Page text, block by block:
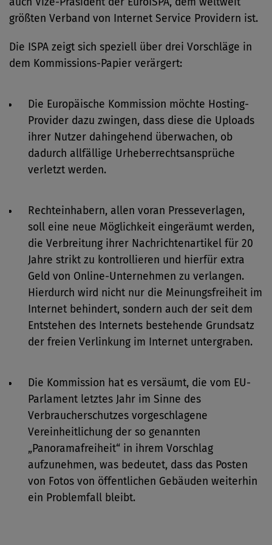
größten Verband von Internet Service Providern ist.
Die ISPA zeigt sich speziell über drei Vorschläge in
dem Kommissions-Papier verärgert:
Die Europäische Kommission möchte Hosting-
Provider dazu zwingen, dass diese die Uploads
ihrer Nutzer dahingehend überwachen, ob
dadurch allfällige Urheberrechtsansprüche
verletzt werden.
Rechteinhabern, allen voran Presseverlagen,
soll eine neue Möglichkeit eingeräumt werden,
die Verbreitung ihrer Nachrichtenartikel für 20
Jahre strikt zu kontrollieren und hierfür extra
Geld von Online-Unternehmen zu verlangen.
Hierdurch wird nicht nur die Meinungsfreiheit im
Internet behindert, sondern auch der seit dem
Entstehen des Internets bestehende Grundsatz
der freien Verlinkung im Internet untergraben.
Die Kommission hat es versäumt, die vom EU-
Parlament letztes Jahr im Sinne des
Verbraucherschutzes vorgeschlagene
Vereinheitlichung der so genannten
„Panoramafreiheit“ in ihrem Vorschlag
aufzunehmen, was bedeutet, dass das Posten
von Fotos von öffentlichen Gebäuden weiterhin
ein Problemfall bleibt.